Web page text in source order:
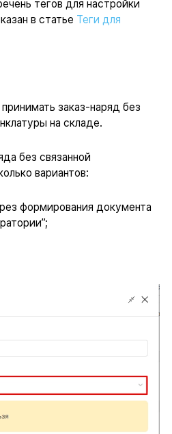
тегов для настройки
в статье Теги для
заказ-наряд без
на складе.
без связанной
вариантов:
формирования документа